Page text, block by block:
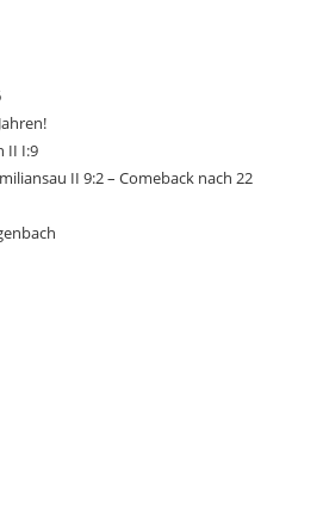
II I:9
II 9:2 – Comeback nach 22